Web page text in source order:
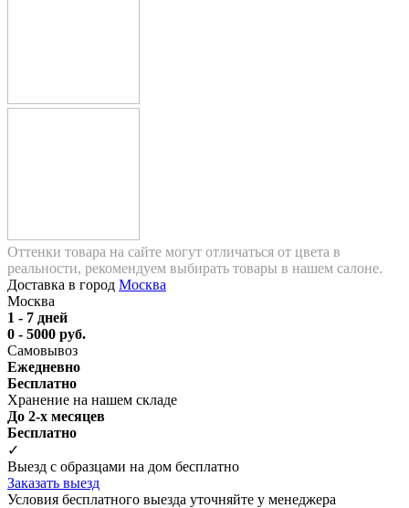
Оттенки товара на сайте могут отличаться от цвета в
реальности, рекомендуем выбирать товары в нашем салоне.
Доставка в город Москва
Москва
1 - 7 дней
0 - 5000 руб.
Самовывоз
Ежедневно
Бесплатно
Хранение на нашем складе
До 2-х месяцев
Бесплатно
✓
Выезд с образцами на дом бесплатно
Заказать выезд
Условия бесплатного выезда уточняйте у менеджера